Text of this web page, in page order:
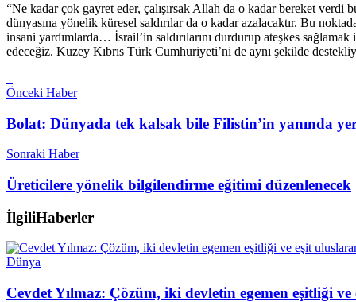
“Ne kadar çok gayret eder, çalışırsak Allah da o kadar bereket verdi
dünyasına yönelik küresel saldırılar da o kadar azalacaktır. Bu
insani yardımlarda… İsrail’in saldırılarını durdurup ateşkes
edeceğiz. Kuzey Kıbrıs Türk Cumhuriyeti’ni de aynı şekilde
Önceki Haber
Bolat: Dünyada tek kalsak bile Filistin’in yanında
Sonraki Haber
Üreticilere yönelik bilgilendirme eğitimi düzenlenecek
İlgiliHaberler
Dünya
Cevdet Yılmaz: Çözüm, iki devletin egemen eşitliği